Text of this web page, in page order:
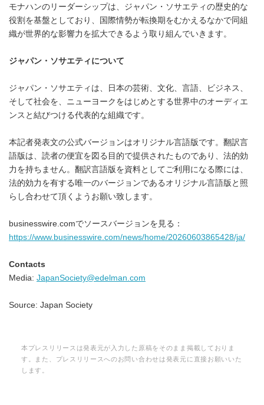
モナハンのリーダーシップは、ジャパン・ソサエティの歴史的な
役割を基盤としており、国際情勢が転換期をむかえるなかで同組
織が世界的な影響力を拡大できるよう取り組んでいきます。
ジャパン・ソサエティについて
ジャパン・ソサエティは、日本の芸術、文化、言語、ビジネス、
そして社会を、ニューヨークをはじめとする世界中のオーディエ
ンスと結びつける代表的な組織です。
本記者発表文の公式バージョンはオリジナル言語版です。翻訳言
語版は、読者の便宜を図る目的で提供されたものであり、法的効
力を持ちません。翻訳言語版を資料としてご利用になる際には、
法的効力を有する唯一のバージョンであるオリジナル言語版と照
らし合わせて頂くようお願い致します。
businesswire.comでソースバージョンを見る：
https://www.businesswire.com/news/home/20260603865428/ja/
Contacts
Media: JapanSociety@edelman.com
Source: Japan Society
本プレスリリースは発表元が入力した原稿をそのまま掲載しておりま
す。また、プレスリリースへのお問い合わせは発表元に直接お願いいた
します。